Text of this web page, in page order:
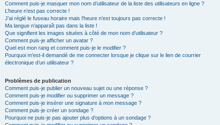
Comment puis-je masquer mon nom d’utilisateur de la liste des utilisateurs en ligne ?
L’heure n’est pas correcte !
J’ai réglé le fuseau horaire mais l’heure n’est toujours pas correcte !
Ma langue n’apparaît pas dans la liste !
Que signifient les images situées à côté de mon nom d’utilisateur ?
Comment puis-je afficher un avatar ?
Quel est mon rang et comment puis-je le modifier ?
Pourquoi m’est-il demandé de me connecter lorsque je clique sur le lien de courrier
électronique d’un utilisateur ?
Problèmes de publication
Comment puis-je publier un nouveau sujet ou une réponse ?
Comment puis-je modifier ou supprimer un message ?
Comment puis-je insérer une signature à mon message ?
Comment puis-je créer un sondage ?
Pourquoi ne puis-je pas ajouter plus d’options à un sondage ?